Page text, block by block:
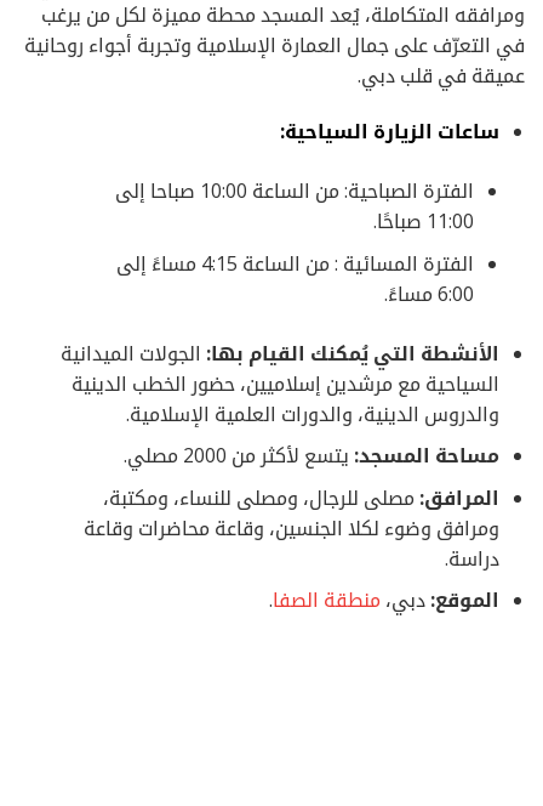
ومرافقه المتكاملة، يُعد المسجد محطة مميزة لكل من يرغب
في التعرّف على جمال العمارة الإسلامية وتجربة أجواء روحانية
عميقة في قلب دبي.
ساعات الزيارة السياحية:
الفترة الصباحية: من الساعة 10:00 صباحا إلى
11:00 صباحًا.
الفترة المسائية : من الساعة 4:15 مساءً إلى
6:00 مساءً.
الأنشطة التي يُمكنك القيام بها:الجولات الميدانية
السياحية مع مرشدين إسلاميين، حضور الخطب الدينية
والدروس الدينية، والدورات العلمية الإسلامية.
مساحة المسجد:يتسع لأكثر من 2000 مصلي.
المرافق:مصلى للرجال، ومصلى للنساء، ومكتبة،
ومرافق وضوء لكلا الجنسين، وقاعة محاضرات وقاعة
دراسة.
الموقع:دبي،منطقة الصفا.